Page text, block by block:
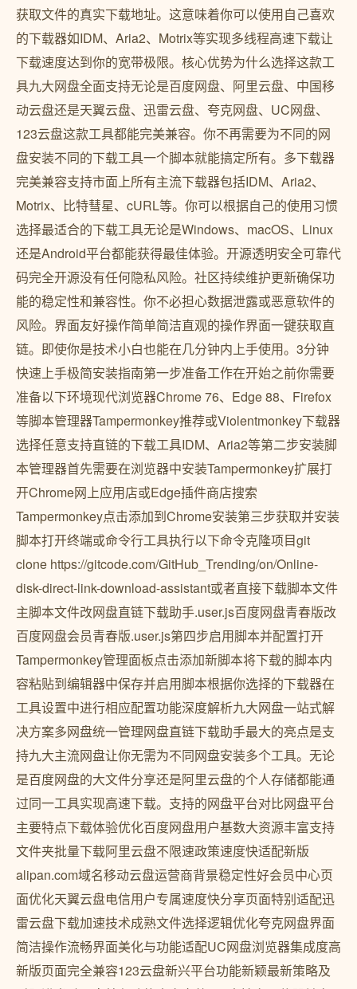
获取文件的真实下载地址。这意味着你可以使用自己喜欢
的下载器如IDM、Aria2、Motrix等实现多线程高速下载让
下载速度达到你的宽带极限。核心优势为什么选择这款工
具九大网盘全面支持无论是百度网盘、阿里云盘、中国移
动云盘还是天翼云盘、迅雷云盘、夸克网盘、UC网盘、
123云盘这款工具都能完美兼容。你不再需要为不同的网
盘安装不同的下载工具一个脚本就能搞定所有。多下载器
完美兼容支持市面上所有主流下载器包括IDM、Aria2、
Motrix、比特彗星、cURL等。你可以根据自己的使用习惯
选择最适合的下载工具无论是Windows、macOS、Linux
还是Android平台都能获得最佳体验。开源透明安全可靠代
码完全开源没有任何隐私风险。社区持续维护更新确保功
能的稳定性和兼容性。你不必担心数据泄露或恶意软件的
风险。界面友好操作简单简洁直观的操作界面一键获取直
链。即使你是技术小白也能在几分钟内上手使用。3分钟
快速上手极简安装指南第一步准备工作在开始之前你需要
准备以下环境现代浏览器Chrome 76、Edge 88、Firefox
等脚本管理器Tampermonkey推荐或Violentmonkey下载器
选择任意支持直链的下载工具IDM、Aria2等第二步安装脚
本管理器首先需要在浏览器中安装Tampermonkey扩展打
开Chrome网上应用店或Edge插件商店搜索
Tampermonkey点击添加到Chrome安装第三步获取并安装
脚本打开终端或命令行工具执行以下命令克隆项目git
clone https://gitcode.com/GitHub_Trending/on/Online-
disk-direct-link-download-assistant或者直接下载脚本文件
主脚本文件改网盘直链下载助手.user.js百度网盘青春版改
百度网盘会员青春版.user.js第四步启用脚本并配置打开
Tampermonkey管理面板点击添加新脚本将下载的脚本内
容粘贴到编辑器中保存并启用脚本根据你选择的下载器在
工具设置中进行相应配置功能深度解析九大网盘一站式解
决方案多网盘统一管理网盘直链下载助手最大的亮点是支
持九大主流网盘让你无需为不同网盘安装多个工具。无论
是百度网盘的大文件分享还是阿里云盘的个人存储都能通
过同一工具实现高速下载。支持的网盘平台对比网盘平台
主要特点下载体验优化百度网盘用户基数大资源丰富支持
文件夹批量下载阿里云盘不限速政策速度快适配新版
alipan.com域名移动云盘运营商背景稳定性好会员中心页
面优化天翼云盘电信用户专属速度快分享页面特别适配迅
雷云盘下载加速技术成熟文件选择逻辑优化夸克网盘界面
简洁操作流畅界面美化与功能适配UC网盘浏览器集成度高
新版页面完全兼容123云盘新兴平台功能新颖最新策略及